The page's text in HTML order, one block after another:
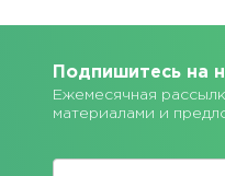
Подпишитесь на
Ежемесячная
материалами и